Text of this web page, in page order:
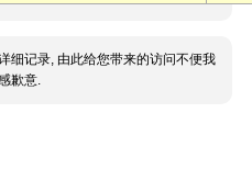
细记录, 由此给您带来的访问不便我
歉意.